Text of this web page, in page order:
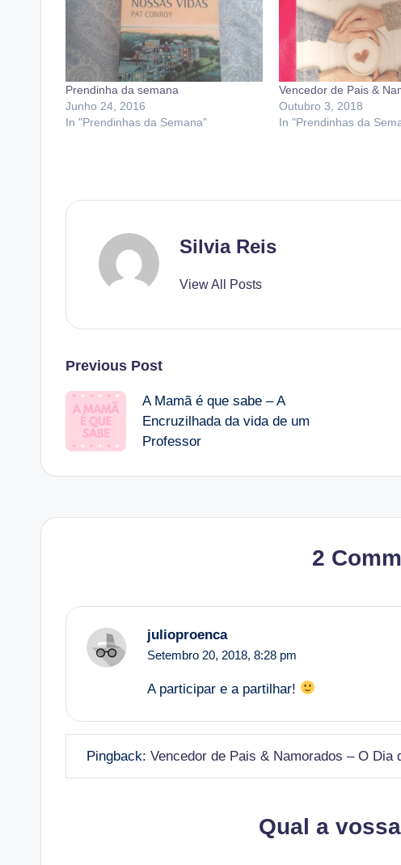
Prendinha da semana
Junho 24, 2016
In "Prendinhas da Semana"
Vencedor de Pais &
Outubro 3, 2018
In "Prendinhas da
Silvia Reis
View All Posts
Post
navigation
Previous Post
A Mamã é que sabe – A
Encruzilhada da vida de um
Professor
2
julioproenca
Setembro 20, 2018, 8:28 pm
A participar e a partilhar!
Pingback: Vencedor de Pais & Namorados – O Dia
Qual a